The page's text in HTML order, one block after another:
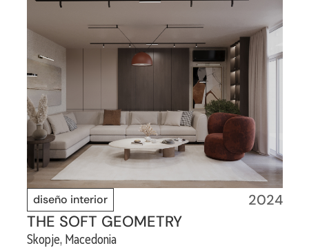
diseño interior 2024
THE SOFT GEOMETRY
Skopje, Macedonia